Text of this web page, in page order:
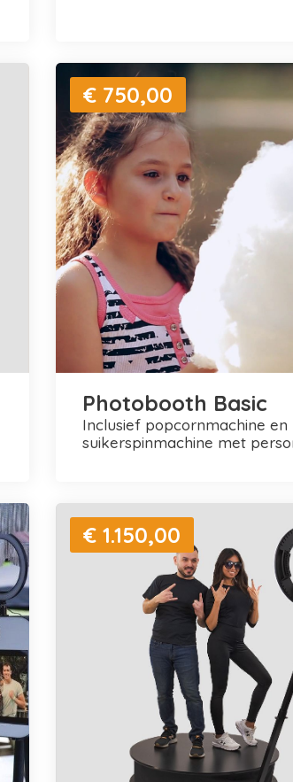
€ 750,00
Photobooth Basic
inclusief popcornmachine en
suikerspinmachine met
€ 1.150,00